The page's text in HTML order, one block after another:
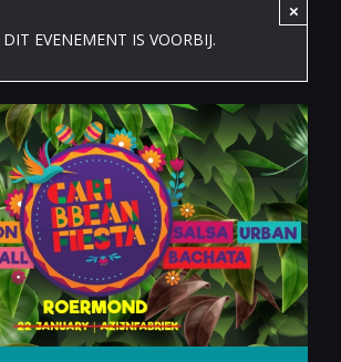
DIT EVENEMENT IS VOORBIJ.
×